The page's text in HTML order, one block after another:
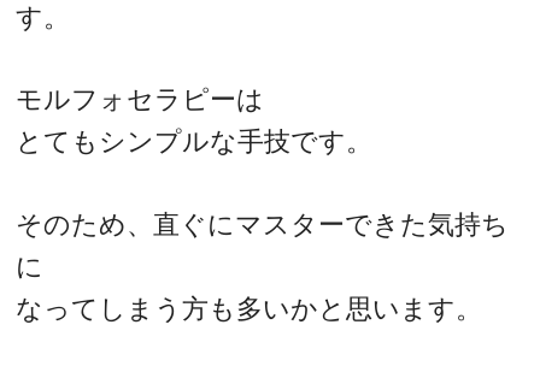
す。
モルフォセラピーは
とてもシンプルな手技です。
そのため、直ぐにマスターできた気持ち
に
なってしまう方も多いかと思います。